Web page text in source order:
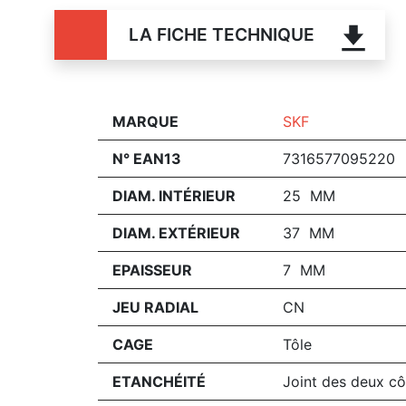
LA FICHE TECHNIQUE
MARQUE SKF
N° EAN13 7316577095220
DIAM. INTÉRIEUR 25 MM
DIAM. EXTÉRIEUR 37 MM
EPAISSEUR 7 MM
JEU RADIAL CN
CAGE Tôle
ETANCHÉITÉ Joint des deux